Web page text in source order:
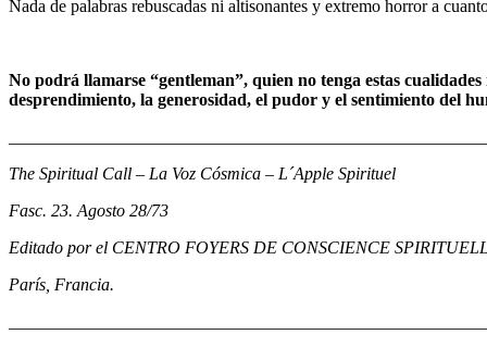
Nada de palabras rebuscadas ni altisonantes y extremo horror a
No podrá llamarse “gentleman”, quien no tenga estas cualidades
desprendimiento, la generosidad, el pudor y el sentimiento del
The Spiritual Call – La Voz Cósmica – L´Apple Spirituel
Fasc. 23. Agosto 28/73
Editado por el CENTRO FOYERS DE CONSCIENCE
París, Francia.